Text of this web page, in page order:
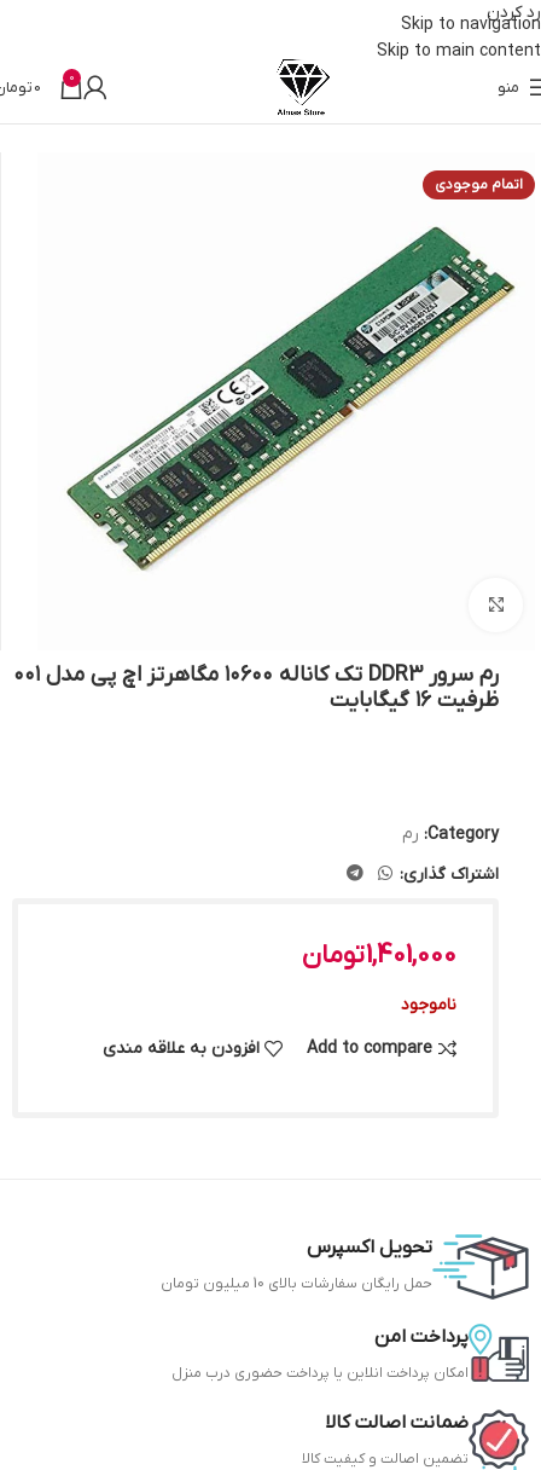
رد کردن
Skip to navigation
Skip to main content
منو 0
0
اتمام موجودی
رم سرور DDR3 تک کاناله ۱۰۶۰۰ مگاهرتز اچ پی مدل ۰۰۱
ظرفیت ۱۶ گیگابایت
Category: رم
اشتراک گذاری:
1,401,000تومان
ناموجود
Add to compare
افزودن به علاقه مندی
تحویل اکسپرس
حمل رایگان سفارشات بالای 10 میلیون تومان
پرداخت امن
امکان پرداخت انلاین یا پرداخت حضوری درب منزل
ضمانت اصالت کالا
تضمین اصالت و کیفیت کالا